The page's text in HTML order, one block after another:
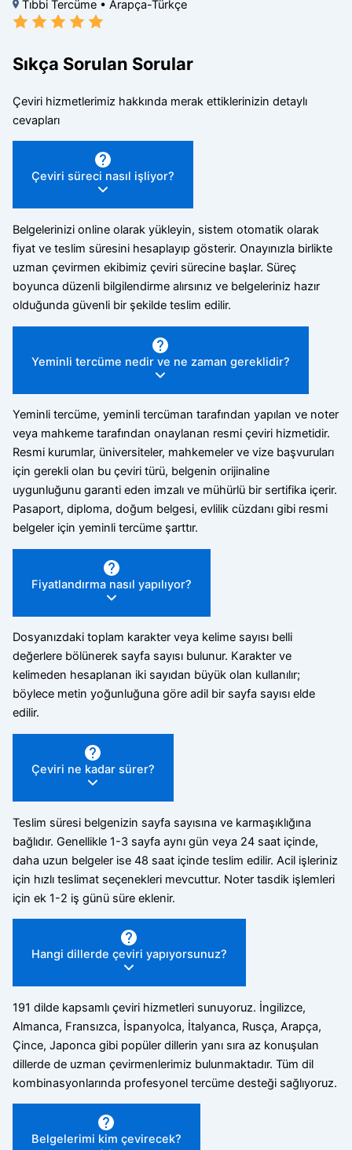
Tıbbi Tercüme • Arapça-Türkçe
Sıkça Sorulan Sorular
Çeviri hizmetlerimiz hakkında merak ettiklerinizin detaylı
cevapları
Çeviri süreci nasıl işliyor?
Belgelerinizi online olarak yükleyin, sistem otomatik olarak
fiyat ve teslim süresini hesaplayıp gösterir. Onayınızla birlikte
uzman çevirmen ekibimiz çeviri sürecine başlar. Süreç
boyunca düzenli bilgilendirme alırsınız ve belgeleriniz hazır
olduğunda güvenli bir şekilde teslim edilir.
Yeminli tercüme nedir ve ne zaman gereklidir?
Yeminli tercüme, yeminli tercüman tarafından yapılan ve noter
veya mahkeme tarafından onaylanan resmi çeviri hizmetidir.
Resmi kurumlar, üniversiteler, mahkemeler ve vize başvuruları
için gerekli olan bu çeviri türü, belgenin orijinaline
uygunluğunu garanti eden imzalı ve mühürlü bir sertifika içerir.
Pasaport, diploma, doğum belgesi, evlilik cüzdanı gibi resmi
belgeler için yeminli tercüme şarttır.
Fiyatlandırma nasıl yapılıyor?
Dosyanızdaki toplam karakter veya kelime sayısı belli
değerlere bölünerek sayfa sayısı bulunur. Karakter ve
kelimeden hesaplanan iki sayıdan büyük olan kullanılır;
böylece metin yoğunluğuna göre adil bir sayfa sayısı elde
edilir.
Çeviri ne kadar sürer?
Teslim süresi belgenizin sayfa sayısına ve karmaşıklığına
bağlıdır. Genellikle 1-3 sayfa aynı gün veya 24 saat içinde,
daha uzun belgeler ise 48 saat içinde teslim edilir. Acil işleriniz
için hızlı teslimat seçenekleri mevcuttur. Noter tasdik işlemleri
için ek 1-2 iş günü süre eklenir.
Hangi dillerde çeviri yapıyorsunuz?
191 dilde kapsamlı çeviri hizmetleri sunuyoruz. İngilizce,
Almanca, Fransızca, İspanyolca, İtalyanca, Rusça, Arapça,
Çince, Japonca gibi popüler dillerin yanı sıra az konuşulan
dillerde de uzman çevirmenlerimiz bulunmaktadır. Tüm dil
kombinasyonlarında profesyonel tercüme desteği sağlıyoruz.
Belgelerimi kim çevirecek?